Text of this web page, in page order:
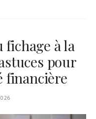
à la
pour
financière